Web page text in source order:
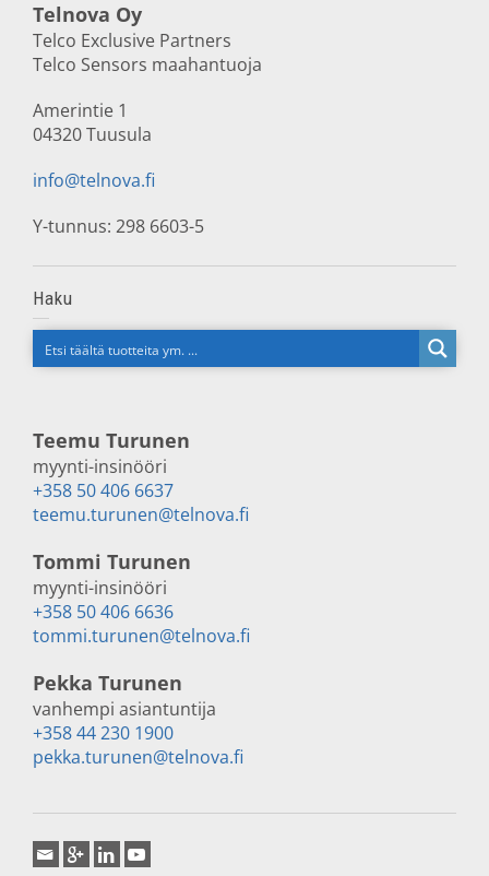
Telnova Oy
Telco Exclusive Partners
Telco Sensors maahantuoja
Amerintie 1
04320 Tuusula
info@telnova.fi
Y-tunnus: 298 6603-5
Haku
Teemu Turunen
myynti-insinööri
+358 50 406 6637
teemu.turunen@telnova.fi
Tommi Turunen
myynti-insinööri
+358 50 406 6636
tommi.turunen@telnova.fi
Pekka Turunen
vanhempi asiantuntija
+358 44 230 1900
pekka.turunen@telnova.fi